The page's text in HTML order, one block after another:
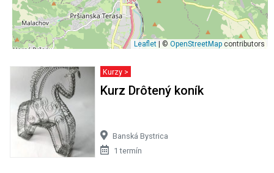
Leaflet | © OpenStreetMap contributors
Kurzy >
Kurz Drôtený koník
Banská Bystrica
1 termín